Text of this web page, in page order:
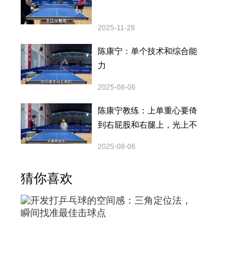
2025-11-28
陈康宁：单个技术和综合能
力
2025-08-06
陈康宁教练：上单重心要倚
到右屁股和右腿上，光上不
2025-08-06
猜你喜欢